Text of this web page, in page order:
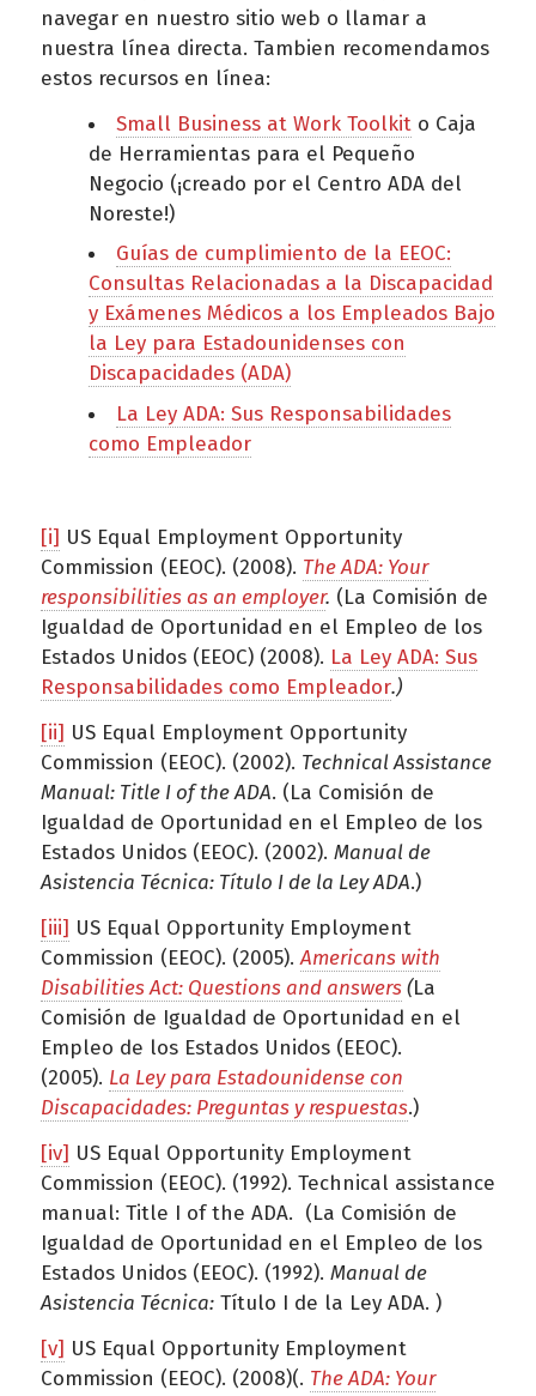
navegar en nuestro sitio web o llamar a
nuestra línea directa. Tambien recomendamos
estos recursos en línea:
Small Business at Work Toolkit o Caja
de Herramientas para el Pequeño
Negocio (¡creado por el Centro ADA del
Noreste!)
Guías de cumplimiento de la EEOC:
Consultas Relacionadas a la Discapacidad
y Exámenes Médicos a los Empleados Bajo
la Ley para Estadounidenses con
Discapacidades (ADA)
La Ley ADA: Sus Responsabilidades
como Empleador
[i] US Equal Employment Opportunity
Commission (EEOC). (2008). The ADA: Your
responsibilities as an employer. (La Comisión de
Igualdad de Oportunidad en el Empleo de los
Estados Unidos (EEOC) (2008). La Ley ADA: Sus
Responsabilidades como Empleador.)
[ii] US Equal Employment Opportunity
Commission (EEOC). (2002). Technical Assistance
Manual: Title I of the ADA. (La Comisión de
Igualdad de Oportunidad en el Empleo de los
Estados Unidos (EEOC). (2002). Manual de
Asistencia Técnica: Título I de la Ley ADA.)
[iii] US Equal Opportunity Employment
Commission (EEOC). (2005).Americans with
Disabilities Act: Questions and answers(La
Comisión de Igualdad de Oportunidad en el
Empleo de los Estados Unidos (EEOC).
(2005). La Ley para Estadounidense con
Discapacidades: Preguntas y respuestas.)
[iv] US Equal Opportunity Employment
Commission (EEOC). (1992). Technical assistance
manual: Title I of the ADA. (La Comisión de
Igualdad de Oportunidad en el Empleo de los
Estados Unidos (EEOC). (1992). Manual de
Asistencia Técnica: Título I de la Ley ADA. )
[v] US Equal Opportunity Employment
Commission (EEOC). (2008)(. The ADA: Your